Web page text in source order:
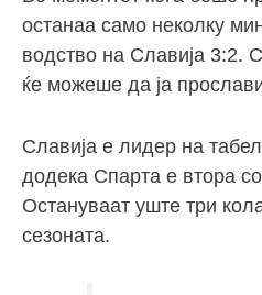
останаа само неколку
водство на Славија 3:2.
ќе можеше да ја
Славија е лидер на
додека Спарта е втора
Остануваат уште три
сезоната.